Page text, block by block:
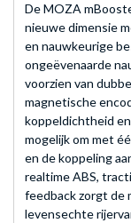
De MOZA
nieuwe dimensie
en nauwkeurige
ongeëvenaarde
voorzien van
magnetische
koppeldichtheid
mogelijk om met
en de koppeling
realtime ABS,
feedback zorgt de
levensechte